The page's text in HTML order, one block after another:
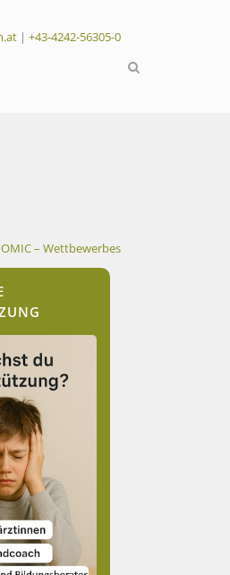
| +43-4242-56305-0
– Wettbewerbes